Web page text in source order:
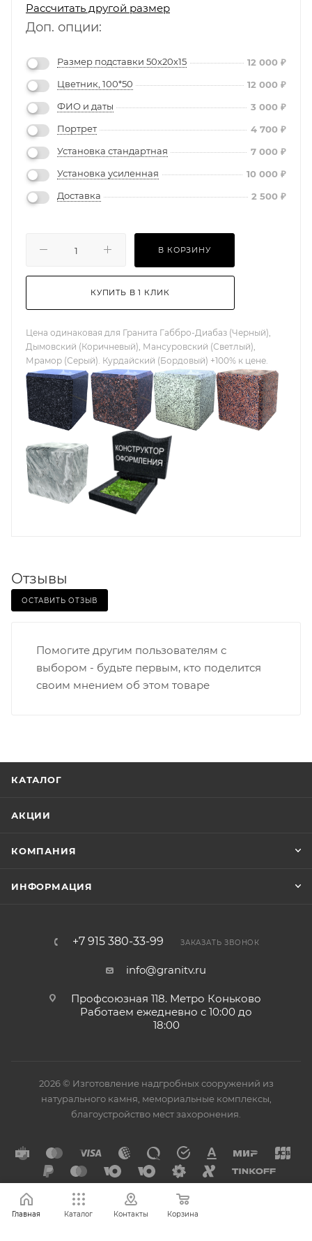
Рассчитать другой размер
Доп. опции:
Размер подставки 50х20х15 12 000 ₽
Цветник, 100*50
12 000 ₽
ФИО и даты
3 000 ₽
Портрет
4 700 ₽
Установка стандартная
7 000 ₽
Установка усиленная
10 000 ₽
Доставка
2 500 ₽
В КОРЗИНУ
КУПИТЬ В 1 КЛИК
Цена одинаковая для Гранита Габбро-Диабаз (Черный),
Дымовский (Коричневый), Мансуровский (Светлый),
Мрамор (Серый). Курдайский (Бордовый) +100% к цене.
Отзывы
ОСТАВИТЬ ОТЗЫВ
Помогите другим пользователям с
выбором - будьте первым, кто поделится
своим мнением об этом товаре
КАТАЛОГ
АКЦИИ
КОМПАНИЯ
ИНФОРМАЦИЯ
+7 915 380-33-99 ЗАКАЗАТЬ ЗВОНОК
info@granitv.ru
Профсоюзная 118. Метро Коньково
Работаем ежедневно с 10:00 до
18:00
2026 © Изготовление надгробных сооружений из
натурального камня, мемориальные комплексы,
благоустройство мест захоронения.
Главная Каталог Контакты Корзина